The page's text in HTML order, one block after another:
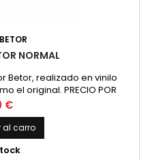
BETOR
NORMAL
Betor, realizado en vinilo
el original. PRECIO POR
€
al carro